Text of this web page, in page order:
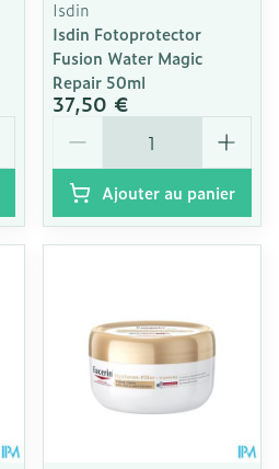
Isdin
Isdin Fotoprotector
Fusion Water Magic
Repair 50ml
37,50 €
Ajouter au panier